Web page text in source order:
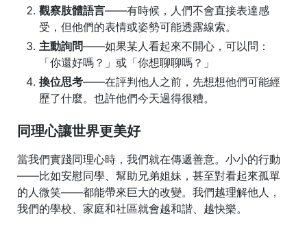
觀察肢體語言——有時候，人們不會直接表達感
受，但他們的表情或姿勢可能透露線索。
主動詢問——如果某人看起來不開心，可以問：
「你還好嗎？」或「你想聊聊嗎？」
換位思考——在評判他人之前，先想想他們可能經
歷了什麼。也許他們今天過得很糟。
同理心讓世界更美好
當我們實踐同理心時，我們就在傳遞善意。小小的行動
——比如安慰同學、幫助兄弟姐妹，甚至對看起來孤單
的人微笑——都能帶來巨大的改變。我們越理解他人，
我們的學校、家庭和社區就會越和諧、越快樂。